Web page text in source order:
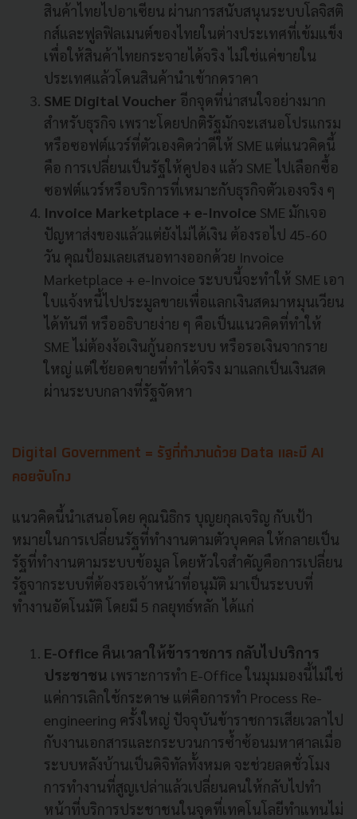
สินค้าไทยไปอาเซียน ผ่านการสนับสนุนระบบโลจิสติ
กส์และฟูลฟิลเมนต์ของไทยในต่างประเทศที่เข้มแข็ง
เพื่อให้สินค้าไทยกระจายได้จริง ไม่ใช่แค่ขายใน
ประเทศแล้วโดนสินค้านำเข้ากดราคา
SME Digital Voucher อีกจุดที่น่าสนใจอย่างมาก
สำหรับธุรกิจ เพราะโดยปกติรัฐมักจะเสนอโปรแกรม
หรือซอฟต์แวร์ที่ตัวเองคิดว่าดีให้ SME แต่แนวคิดนี้
คือ การเปลี่ยนเป็นรัฐให้คูปอง แล้ว SME ไปเลือกซื้อ
ซอฟต์แวร์หรือบริการที่เหมาะกับธุรกิจตัวเองจริง ๆ
Invoice Marketplace + e-Invoice SME มักเจอ
ปัญหาส่งของแล้วแต่ยังไม่ได้เงิน ต้องรอไป 45-60
วัน คุณป้อมเลยเสนอทางออกด้วย Invoice
Marketplace + e-Invoice ระบบนี้จะทำให้ SME เอา
ใบแจ้งหนี้ไปประมูลขายเพื่อแลกเงินสดมาหมุนเวียน
ได้ทันที หรืออธิบายง่าย ๆ คือเป็นแนวคิดที่ทำให้
SME ไม่ต้องง้อเงินกู้นอกระบบ หรือรอเงินจากราย
ใหญ่ แต่ใช้ยอดขายที่ทำได้จริง มาแลกเป็นเงินสด
ผ่านระบบกลางที่รัฐจัดหา
Digital Government = รัฐที่ทำงานด้วย Data และมี AI
คอยจับโกง
แนวคิดนี้นำเสนอโดย คุณนิธิกร บุญยกุลเจริญ กับเป้า
หมายในการเปลี่ยนรัฐที่ทำงานตามตัวบุคคล ให้กลายเป็น
รัฐที่ทำงานตามระบบข้อมูล โดยหัวใจสำคัญคือการเปลี่ยน
รัฐจากระบบที่ต้องรอเจ้าหน้าที่อนุมัติ มาเป็นระบบที่
ทำงานอัตโนมัติ โดยมี 5 กลยุทธ์หลัก ได้แก่
E-Office คืนเวลาให้ข้าราชการ กลับไปบริการ
ประชาชน เพราะการทำ E-Office ในมุมมองนี้ไม่ใช่
แค่การเลิกใช้กระดาษ แต่คือการทำ Process Re-
engineering ครั้งใหญ่ ปัจจุบันข้าราชการเสียเวลาไป
กับงานเอกสารและกระบวนการซ้ำซ้อนมหาศาลเมื่อ
ระบบหลังบ้านเป็นดิจิทัลทั้งหมด จะช่วยลดชั่วโมง
การทำงานที่สูญเปล่าแล้วเปลี่ยนคนให้กลับไปทำ
หน้าที่บริการประชาชนในจุดที่เทคโนโลยีทำแทนไม่